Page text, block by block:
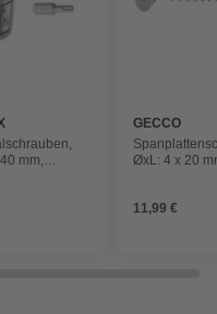
mm,
GECCO
ØxL: 4 x 20
11,99 €